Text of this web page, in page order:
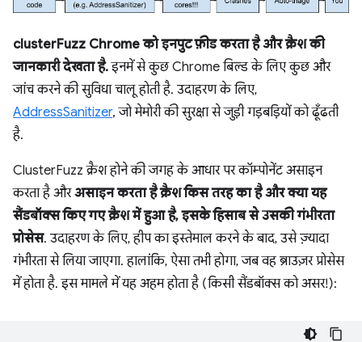
clusterFuzz Chrome को इनपुट फ़ीड करता है और क्रैश की
जानकारी देखता है.इनमें से कुछ Chrome बिल्ड के लिए कुछ और
जांच करने की सुविधा चालू होती है. उदाहरण के लिए,
AddressSanitizer, जो मेमोरी की सुरक्षा से जुड़ी गड़बड़ियों को ढूँढती
है.
ClusterFuzz क्रैश होने की जगह के आधार पर कॉम्पोनेंट असाइन
करता है औरअसाइन करता है क्रैश किस तरह का है और क्या यह
सैंडबॉक्स किए गए क्रैश में हुआ है, इसके हिसाब से उसकी गंभीरता
प्रोसेस. उदाहरण के लिए, हीप का इस्तेमाल करने के बाद, उसे ज़्यादा
गंभीरता से लिया जाएगा. हालांकि, ऐसा तभी होगा, जब वह ब्राउज़र प्रोसेस
में होता है. इस मामले में यह अहम होता है (किसी सैंडबॉक्स को असर!):